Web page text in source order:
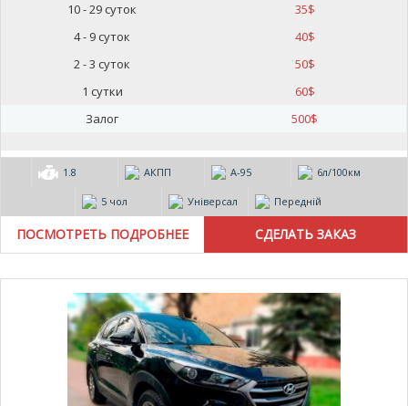
10 - 29 суток
35$
4 - 9 суток
40$
2 - 3 суток
50$
1 сутки
60$
Залог
500$
1.8 АКПП А-95 6л/100км
5 чол Універсал Передній
ПОСМОТРЕТЬ ПОДРОБНЕЕ